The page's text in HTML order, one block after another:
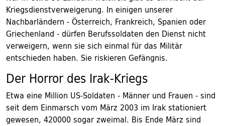
Kriegsdienstverweigerung. In einigen unserer
Nachbarländern - Österreich, Frankreich, Spanien oder
Griechenland - dürfen Berufssoldaten den Dienst nicht
verweigern, wenn sie sich einmal für das Militär
entschieden haben. Sie riskieren Gefängnis.
Der Horror des Irak-Kriegs
Etwa eine Million US-Soldaten - Männer und Frauen - sind
seit dem Einmarsch vom März 2003 im Irak stationiert
gewesen, 420000 sogar zweimal. Bis Ende März sind